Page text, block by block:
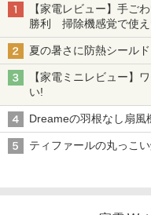
【家電レビュー】手ご
勝利 掃除機感覚で使え
夏の暑さに防熱シール
【家電ミニレビュー】
い!
Dreameの羽根なし扇
ティファールの丸っこ